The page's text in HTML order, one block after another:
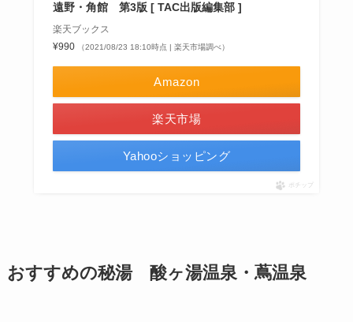
遠野・角館 第3版 [ TAC出版編集部 ]
楽天ブックス
¥990
（2021/08/23 18:10時点 | 楽天市場調べ）
Amazon
楽天市場
Yahooショッピング
ポチップ
おすすめの秘湯 酸ヶ湯温泉・蔦温泉